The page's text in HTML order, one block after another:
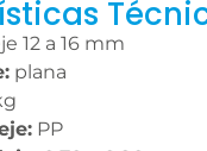
12 a 16 mm
plana
PP